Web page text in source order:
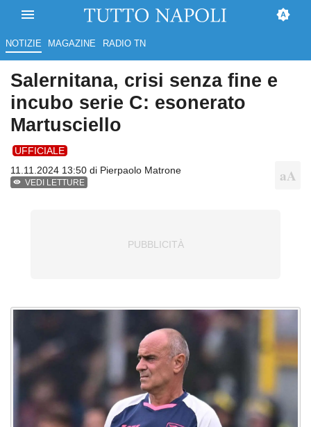
NOTIZIE MAGAZINE RADIO TN
Salernitana, crisi senza fine e
incubo serie C: esonerato
Martusciello
UFFICIALE
11.11.2024 13:50 di Pierpaolo Matrone
VEDI LETTURE